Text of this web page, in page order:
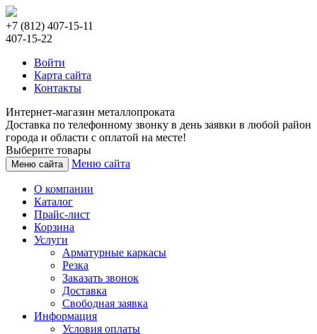
+7 (812) 407-15-11
407-15-22
Войти
Карта сайта
Контакты
Интернет-магазин металлопроката
Доставка по телефонному звонку в день заявки в любой район
города и области с оплатой на месте!
Выберите товары
Меню сайта Меню сайта
О компании
Каталог
Прайс-лист
Корзина
Услуги
Арматурные каркасы
Резка
Заказать звонок
Доставка
Свободная заявка
Информация
Условия оплаты